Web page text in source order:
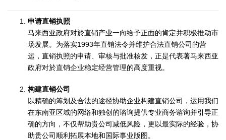
申请直销执照
马来西亚政府对於直销产业一向给予正面的肯定并积极推动市
场发展。为落实1993年直销法令并维护合法直销公司的营
运，直销执照的申请、审核与批准核发，正是代表著马来西亚
政府对於直销企业稳定经营管理的高度重视。
构建直销公司
以精确的筹划及合法的途径协助企业构建直销公司，运用我们
在东南亚区域的网络和独创的谘询提供专业商务谘询并引导正
确的方向，不仅帮助贵公司减低风险，更以最实际的经验，协
助贵公司顺利拓展本地和国际事业版图。